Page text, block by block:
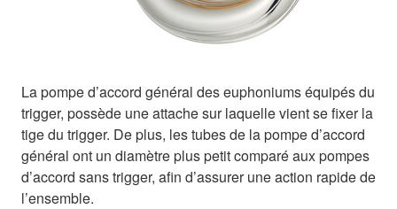
La pompe d’accord général des euphoniums équipés du
trigger, possède une attache sur laquelle vient se fixer la
tige du trigger. De plus, les tubes de la pompe d’accord
général ont un diamètre plus petit comparé aux pompes
d’accord sans trigger, afin d’assurer une action rapide de
l’ensemble.